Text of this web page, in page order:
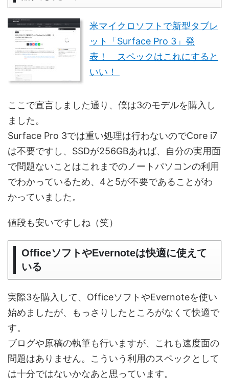
米マイクロソフトで新型タブレ
ット「Surface Pro 3」発
表！ スペックはこれにすると
いい！
ここで宣言しました通り、僕は3のモデルを購入し
ました。
Surface Pro 3では重い処理は行わないのでCore i7
は不要ですし、SSDが256GBあれば、自分の実用面
で問題ないことはこれまでのノートパソコンの利用
でわかっているため、4と5が不要であることがわ
かっていました。
値段も安いですしね（笑）
OfficeソフトやEvernoteは快適に使えて
いる
実際3を購入して、OfficeソフトやEvernoteを使い
始めましたが、もっさりしたところがなくて快適で
す。
ブログや原稿の執筆も行いますが、これも速度面の
問題はありません。こういう利用のスペックとして
は十分ではないかなあと思っています。